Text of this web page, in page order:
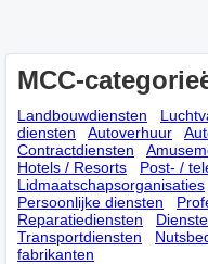
MCC-
Landbouwdiensten
diensten
Autoverhuur
Contractdiensten
Hotels / Resorts
Post- /
Lidmaatschapsorganisaties
Persoonlijke diensten
Reparatiediensten
Transportdiensten
fabrikanten